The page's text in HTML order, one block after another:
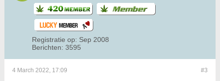
Registratie op: Sep 2008
Berichten: 3595
#3
4 March 2022, 17:09